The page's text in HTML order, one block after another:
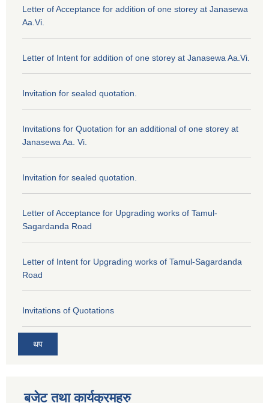
Letter of Acceptance for addition of one storey at Janasewa
Aa.Vi.
Letter of Intent for addition of one storey at Janasewa Aa.Vi.
Invitation for sealed quotation.
Invitations for Quotation for an additional of one storey at
Janasewa Aa. Vi.
Invitation for sealed quotation.
Letter of Acceptance for Upgrading works of Tamul-
Sagardanda Road
Letter of Intent for Upgrading works of Tamul-Sagardanda
Road
Invitations of Quotations
थप
बजेट तथा कार्यक्रमहरु